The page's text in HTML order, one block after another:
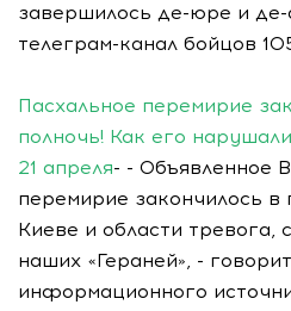
завершилось де-юре и
телеграм-канал бойцов
Пасхальное перемирие
полночь! Как его
21 апреля- - Объявленное
перемирие закончилось в
Киеве и области
наших «Гераней», -
информационного